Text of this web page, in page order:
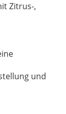
Zitrus-,
und